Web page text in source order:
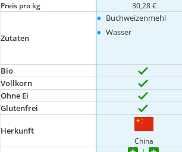
Preis pro kg 30,28 €
Zutaten
• Buchweizenmehl
• Wasser
Bio
Vollkorn
Ohne Ei
Glutenfrei
Herkunft
China